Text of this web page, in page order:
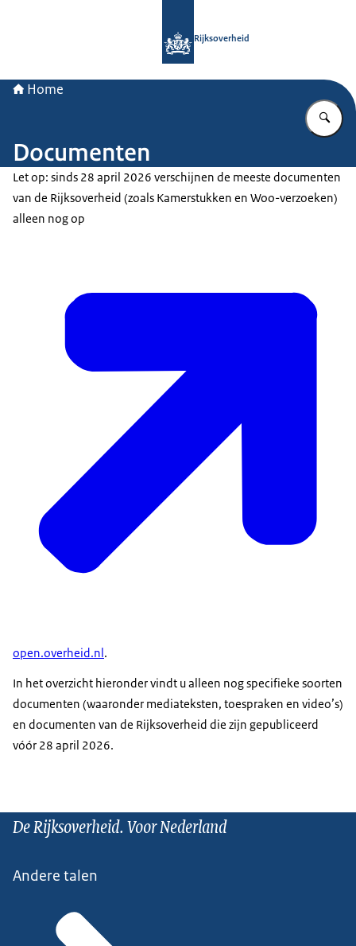
Rijksoverheid
Home
Documenten
Let op: sinds 28 april 2026 verschijnen de meeste documenten
van de Rijksoverheid (zoals Kamerstukken en Woo-verzoeken)
alleen nog op
open.overheid.nl.
In het overzicht hieronder vindt u alleen nog specifieke soorten
documenten (waaronder mediateksten, toespraken en video’s)
en documenten van de Rijksoverheid die zijn gepubliceerd
vóór 28 april 2026.
De Rijksoverheid. Voor Nederland
Andere talen